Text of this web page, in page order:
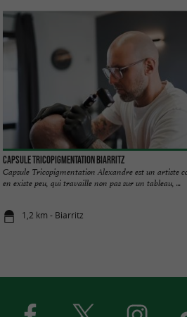
Capsule Tricopigmentation Biarritz
Capsule Tricopigmentation Alexandre est un artiste
en existe peu, qui travaille non pas sur un tableau, ...
1,2 km - Biarritz